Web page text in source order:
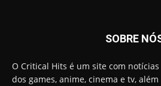
SOBRE
O Critical Hits é um site com
dos games, anime, cinema e tv,